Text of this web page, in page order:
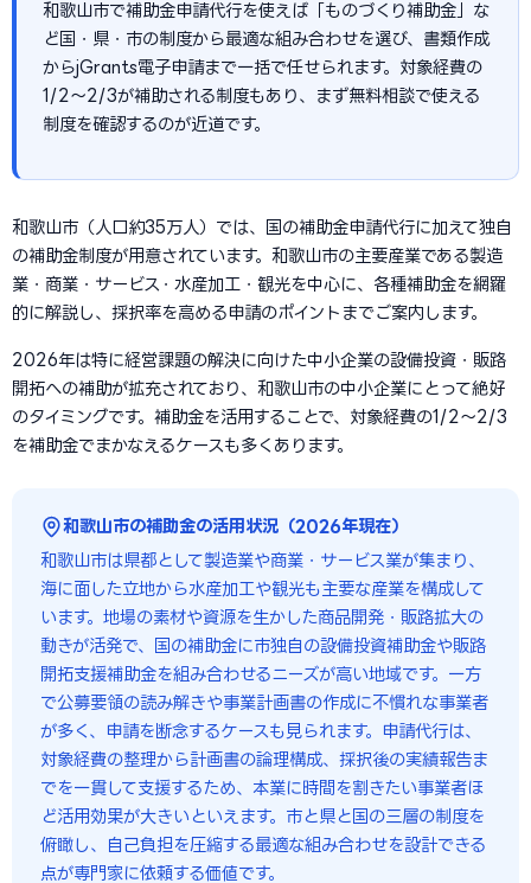
和歌山市で補助金申請代行を使えば「ものづくり補助金」な
ど国・県・市の制度から最適な組み合わせを選び、書類作成
からjGrants電子申請まで一括で任せられます。対象経費の
1/2〜2/3が補助される制度もあり、まず無料相談で使える
制度を確認するのが近道です。
和歌山市（人口約35万人）では、国の補助金申請代行に加えて独自
の補助金制度が用意されています。和歌山市の主要産業である製造
業・商業・サービス・水産加工・観光を中心に、各種補助金を網羅
的に解説し、採択率を高める申請のポイントまでご案内します。
2026年は特に経営課題の解決に向けた中小企業の設備投資・販路
開拓への補助が拡充されており、和歌山市の中小企業にとって絶好
のタイミングです。補助金を活用することで、対象経費の1/2〜2/3
を補助金でまかなえるケースも多くあります。
和歌山市の補助金の活用状況（2026年現在）
和歌山市は県都として製造業や商業・サービス業が集まり、
海に面した立地から水産加工や観光も主要な産業を構成して
います。地場の素材や資源を生かした商品開発・販路拡大の
動きが活発で、国の補助金に市独自の設備投資補助金や販路
開拓支援補助金を組み合わせるニーズが高い地域です。一方
で公募要領の読み解きや事業計画書の作成に不慣れな事業者
が多く、申請を断念するケースも見られます。申請代行は、
対象経費の整理から計画書の論理構成、採択後の実績報告ま
でを一貫して支援するため、本業に時間を割きたい事業者ほ
ど活用効果が大きいといえます。市と県と国の三層の制度を
俯瞰し、自己負担を圧縮する最適な組み合わせを設計できる
点が専門家に依頼する価値です。